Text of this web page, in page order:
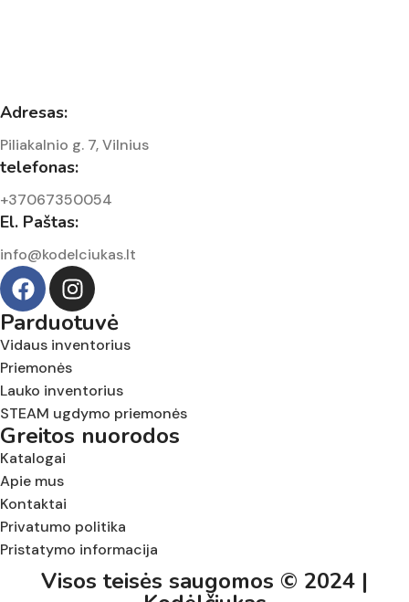
Adresas:
Piliakalnio g. 7, Vilnius
telefonas:
+37067350054
El. Paštas:
info@kodelciukas.lt
Parduotuvė
Vidaus inventorius
Priemonės
Lauko inventorius
STEAM ugdymo priemonės
Greitos nuorodos
Katalogai
Apie mus
Kontaktai
Privatumo politika
Pristatymo informacija
Visos teisės saugomos © 2024 |